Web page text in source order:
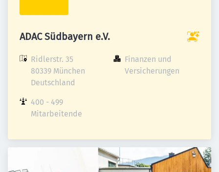
ADAC Südbayern e.V.
Ridlerstr. 35
80339 München
Deutschland
Finanzen und
Versicherungen
400 - 499
Mitarbeitende